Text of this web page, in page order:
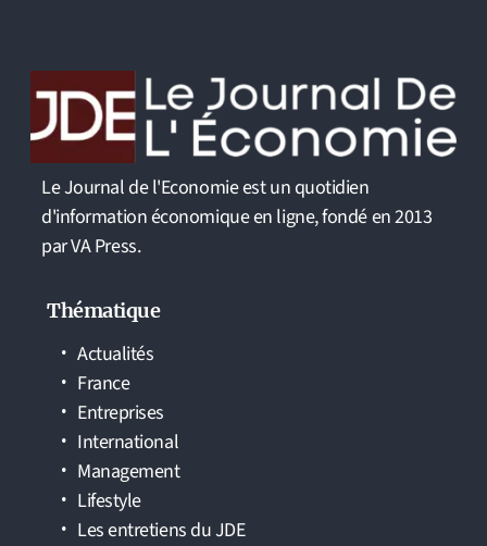
Le Journal de l'Economie est un quotidien
d'information économique en ligne, fondé en 2013
par VA Press.
Thématique
Actualités
France
Entreprises
International
Management
Lifestyle
Les entretiens du JDE